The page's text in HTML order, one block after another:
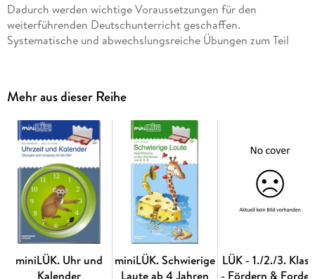
Dadurch werden wichtige Voraussetzungen für den
weiterführenden Deutschunterricht geschaffen.
Systematische und abwechslungsreiche Übungen zum Teil
anschließende schriftliche Aufgaben.
Die behandelten Themen entsprechen den aktuellen
Lehrplänen der 6. Klasse, kombiniert mit der
eigenverantwortlichen Selbstkontrolledes LÜK-Systems.
- motivierend
- fachlich fundiert
- flexibel einsetzbar
Mehr aus dieser Reihe
miniLÜK. Uhr und
Kalender
miniLÜK. Schwierige
Laute ab 4 Jahren
LÜK - 1./2./3.
- Fördern &